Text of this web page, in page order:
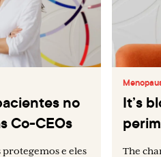
no
Co-CEOs
protegemos e eles
It’s
The